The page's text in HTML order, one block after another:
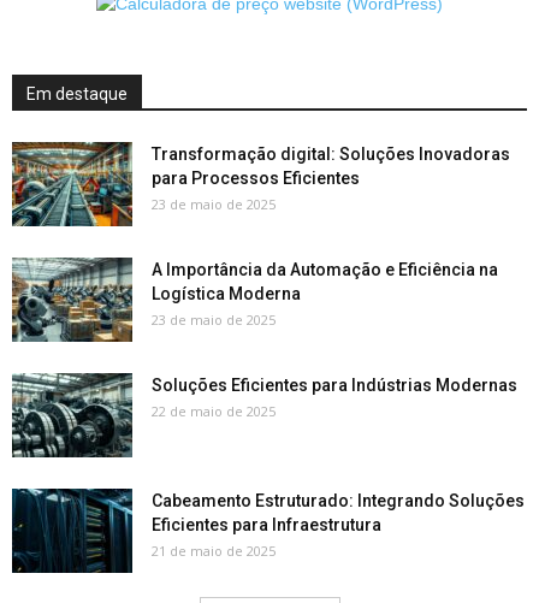
Em destaque
Transformação digital: Soluções Inovadoras
para Processos Eficientes
23 de maio de 2025
A Importância da Automação e Eficiência na
Logística Moderna
23 de maio de 2025
Soluções Eficientes para Indústrias Modernas
22 de maio de 2025
Cabeamento Estruturado: Integrando Soluções
Eficientes para Infraestrutura
21 de maio de 2025